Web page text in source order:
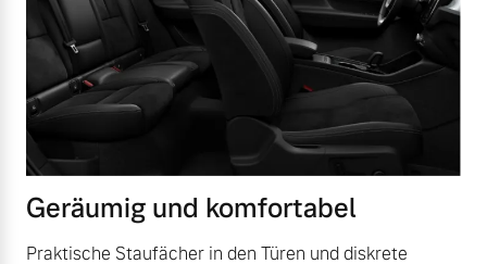
Geräumig und komfortabel
Praktische Staufächer in den Türen und diskrete